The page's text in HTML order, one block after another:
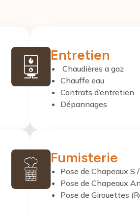
Entretien
Chaudières a gaz
Chauffe eau
Contrats d’entretien
Dépannages
Fumisterie
Pose de Chapeaux S
Pose de Chapeaux
Pose de Girouettes